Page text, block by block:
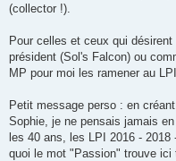
(collector !).
Pour celles et ceux qui
président (Sol's Falcon) ou
MP pour moi les ramener au LPI.
Petit message perso : en
Sophie, je ne pensais jamais
les 40 ans, les LPI 2016 -
quoi le mot "Passion" trouve